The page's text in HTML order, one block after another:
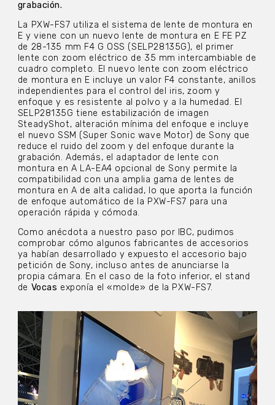
grabación.
La PXW-FS7 utiliza el sistema de lente de montura en
E y viene con un nuevo lente de montura en E FE PZ
de 28-135 mm F4 G OSS (SELP28135G), el primer
lente con zoom eléctrico de 35 mm intercambiable de
cuadro completo. El nuevo lente con zoom eléctrico
de montura en E incluye un valor F4 constante, anillos
independientes para el control del iris, zoom y
enfoque y es resistente al polvo y a la humedad. El
SELP28135G tiene estabilización de imagen
SteadyShot, alteración mínima del enfoque e incluye
el nuevo SSM (Super Sonic wave Motor) de Sony que
reduce el ruido del zoom y del enfoque durante la
grabación. Además, el adaptador de lente con
montura en A LA-EA4 opcional de Sony permite la
compatibilidad con una amplia gama de lentes de
montura en A de alta calidad, lo que aporta la función
de enfoque automático de la PXW-FS7 para una
operación rápida y cómoda.
Como anécdota a nuestro paso por IBC, pudimos
comprobar cómo algunos fabricantes de accesorios
ya habían desarrollado y expuesto el accesorio bajo
petición de Sony, incluso antes de anunciarse la
propia cámara. En el caso de la foto inferior, el stand
de Vocas exponía el «molde» de la PXW-FS7.